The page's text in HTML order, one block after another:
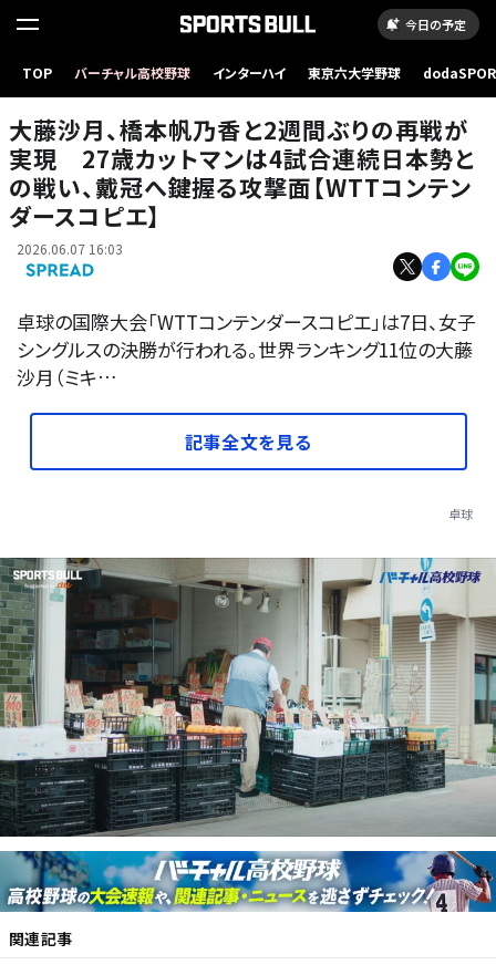
今日の予定
TOP バーチャル高校野球 インターハイ 東京六大学野球
戦い、戴冠へ鍵握る攻撃面【WTTコンテンダースコピエ】
大藤沙月、橋本帆乃香と2週間ぶりの再戦が
実現 27歳カットマンは4試合連続日本勢と
の戦い、戴冠へ鍵握る攻撃面【WTTコンテン
ダースコピエ】
2026.06.07 16:03
卓球の国際大会「WTTコンテンダースコピエ」は7日、女子
シングルスの決勝が行われる。世界ランキング11位の大藤
沙月（ミキ…
記事全文を見る
卓球
関連記事